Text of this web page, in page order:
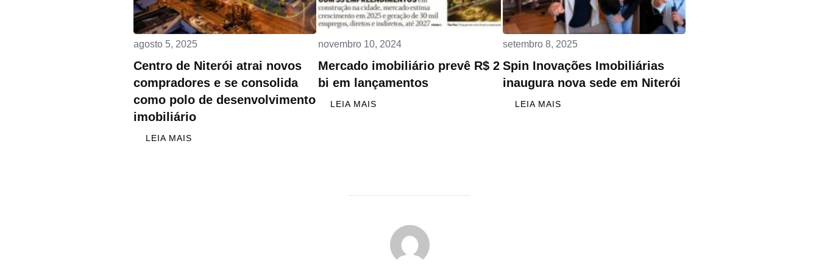
agosto 5, 2025
Centro de Niterói atrai novos
compradores e se consolida
como polo de desenvolvimento
imobiliário
LEIA MAIS
novembro 10, 2024
Mercado imobiliário prevê R$ 2
bi em lançamentos
LEIA MAIS
setembro 8, 2025
Spin Inovações Imobiliárias
inaugura nova sede em Niterói
LEIA MAIS
AUTOR DO POST